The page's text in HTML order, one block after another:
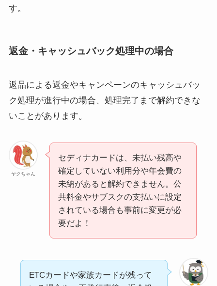
す。
返金・キャッシュバック処理中の場合
返品による返金やキャンペーンのキャッシュバッ
ク処理が進行中の場合、処理完了まで解約できな
いことがあります。
ヤクちゃん
セディナカードは、未払い残高や
確定していない利用分や年会費の
未納があると解約できません。公
共料金やサブスクの支払いに設定
されている場合も事前に変更が必
要だよ！
ETCカードや家族カードが残って